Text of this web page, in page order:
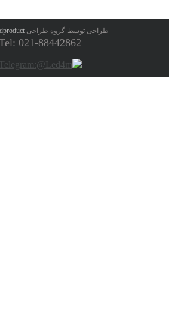
طراحی توسط گروه طراحی led4m :
021-88442862